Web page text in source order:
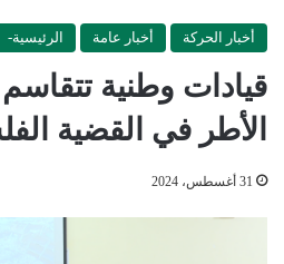
أخبار الحركة أخبار عامة الرئيسية-
قيادات وطنية تتقاسم
الأطر في القضية
31 أغسطس، 2024